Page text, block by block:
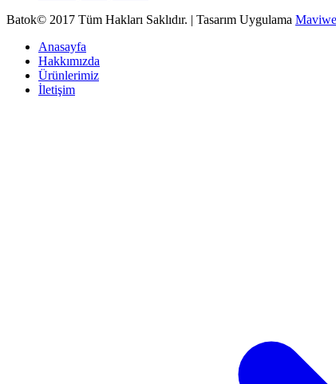
Batok© 2017 Tüm Hakları Saklıdır. | Tasarım Uygulama
Anasayfa
Hakkımızda
Ürünlerimiz
İletişim